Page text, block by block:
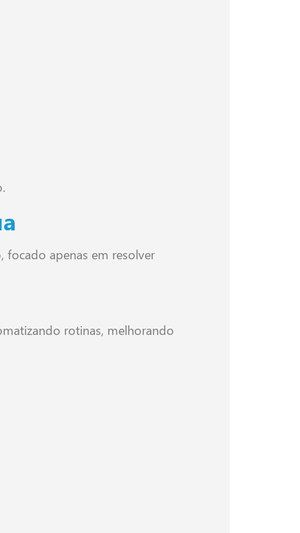
focado apenas em resolver
rotinas, melhorando